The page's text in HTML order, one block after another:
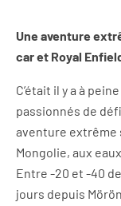
Une aventure
car et Royal
C’était il y a à
passionnés de
aventure extrême
Mongolie, aux
Entre -20 et -40
jours depuis